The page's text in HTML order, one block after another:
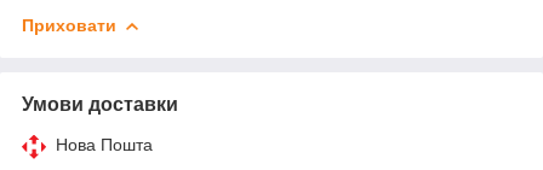
Приховати
Умови доставки
Нова Пошта